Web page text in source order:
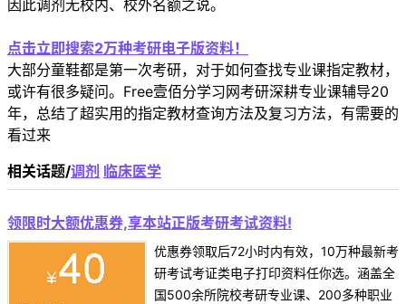
因此调剂无校内、校外名额之说。
点击立即搜索2万种考研电子版资料！
大部分童鞋都是第一次考研，对于如何查找专业课指定教材，
或许有很多疑问。Free壹佰分学习网考研深耕专业课辅导20
年，总结了超实用的指定教材查询方法及复习方法，有需要的
看过来
相关话题/调剂 临床医学
领限时大额优惠券,享本站正版考研考试资料!
优惠券领取后72小时内有效，10万种最新考
研考试考证类电子打印资料任你选。涵盖全
国500余所院校考研专业课、200多种职业